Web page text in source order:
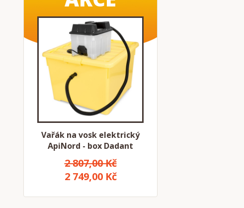
Vařák na vosk elektrický
ApiNord - box Dadant
2 807,00 Kč
2 749,00 Kč